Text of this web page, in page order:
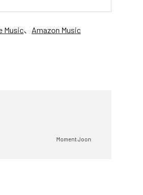
Music、 Amazon Music
Moment Joon